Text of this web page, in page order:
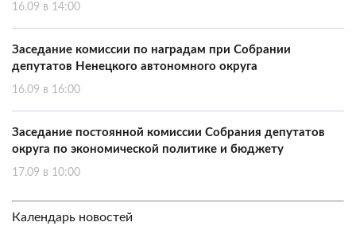
16.09 в 14:00
Заседание комиссии по наградам при Собрании
депутатов Ненецкого автономного округа
16.09 в 16:00
Заседание постоянной комиссии Собрания депутатов
округа по экономической политике и бюджету
17.09 в 10:00
Календарь новостей